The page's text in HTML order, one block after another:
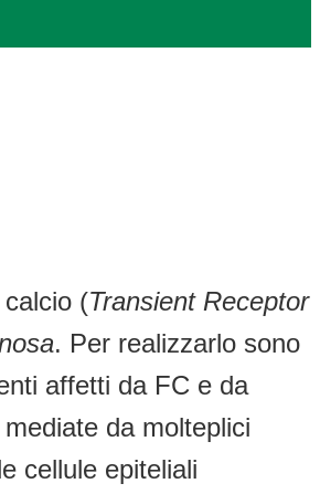
(Transient Receptor
. Per realizzarlo sono
affetti da FC e da
da molteplici
cellule epiteliali